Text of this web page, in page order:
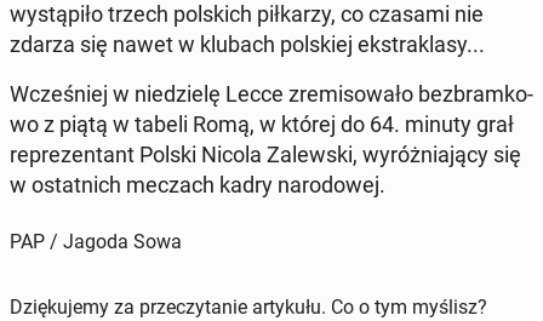
wy­stą­pi­ło trzech pol­skich pił­ka­rzy, co czasami nie
zdarza się nawet w klubach pol­skiej eks­tra­kla­sy...
Wcze­śniej w nie­dzie­lę Lecce zre­mi­so­wa­ło bez­bram­ko­
wo z piątą w tabeli Romą, w której do 64. minuty grał
re­pre­zen­tant Polski Nicola Za­lew­ski, wy­róż­nia­ją­cy się
w ostat­nich meczach kadry na­ro­do­wej.
PAP / Jagoda Sowa
Dziękujemy za przeczytanie artykułu. Co o tym myślisz?